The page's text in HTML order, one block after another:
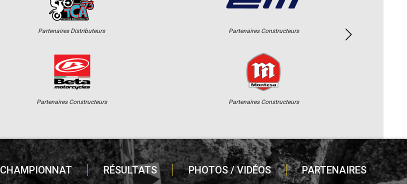
Partenaires Distributeurs
Partenaires Constructeurs
Partenaires Constructeurs
Partenaires Constructeurs
CHAMPIONNAT RÉSULTATS PHOTOS / VIDÉOS PARTENAIRES